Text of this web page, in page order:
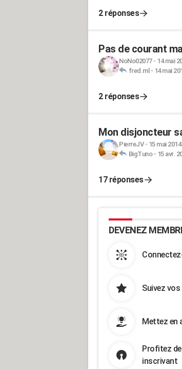
2 réponses
Pas de courant
NoNo02077- 14 mai
fred.ml- 14 mai
2 réponses
Mon disjoncteur
PierreJV- 15 mai
BigTuno- 15 avr.
17 réponses
DEVENEZ
Suivez
Mettez en
Profitez
inscrivant